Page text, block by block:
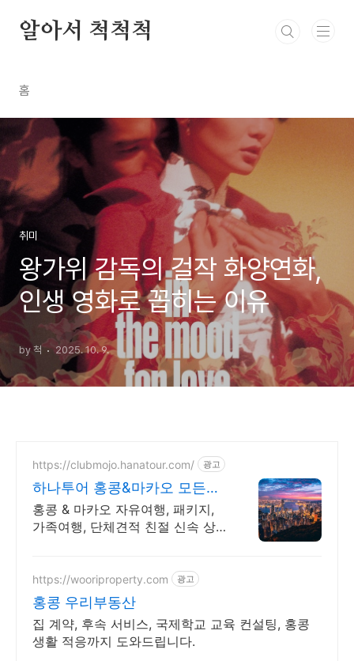
알아서 척척척
홈
취미
왕가위 감독의 걸작 화양연화,
인생 영화로 꼽히는 이유
by 척 2025. 10. 9.
https://clubmojo.hanatour.com/ 광고
하나투어 홍콩&마카오 모든것
하나투어 공식예약 인증센터
홍콩 & 마카오 자유여행, 패키지,
가족여행, 단체견적 친절 신속 상
https://wooriproperty.com 광고
홍콩 우리부동산
집 계약, 후속 서비스, 국제학교 교육 컨설팅, 홍콩
생활 적응까지 도와드립니다.